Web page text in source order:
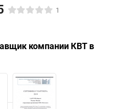
1
компании КВТ в